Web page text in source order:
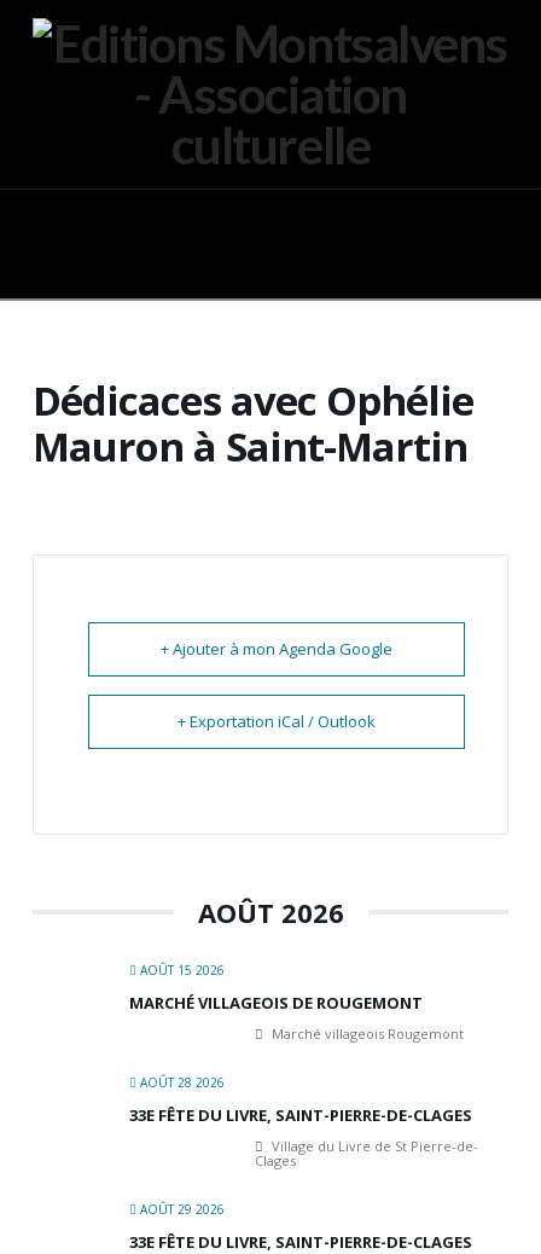
Dédicaces avec Ophélie
Mauron à Saint-Martin
+ Ajouter à mon Agenda Google
+ Exportation iCal / Outlook
AOÛT 2026
AOÛT 15 2026
MARCHÉ VILLAGEOIS DE ROUGEMONT
Marché villageois Rougemont
AOÛT 28 2026
33E FÊTE DU LIVRE, SAINT-PIERRE-DE-CLAGES
Village du Livre de St Pierre-de-
Clages
AOÛT 29 2026
33E FÊTE DU LIVRE, SAINT-PIERRE-DE-CLAGES